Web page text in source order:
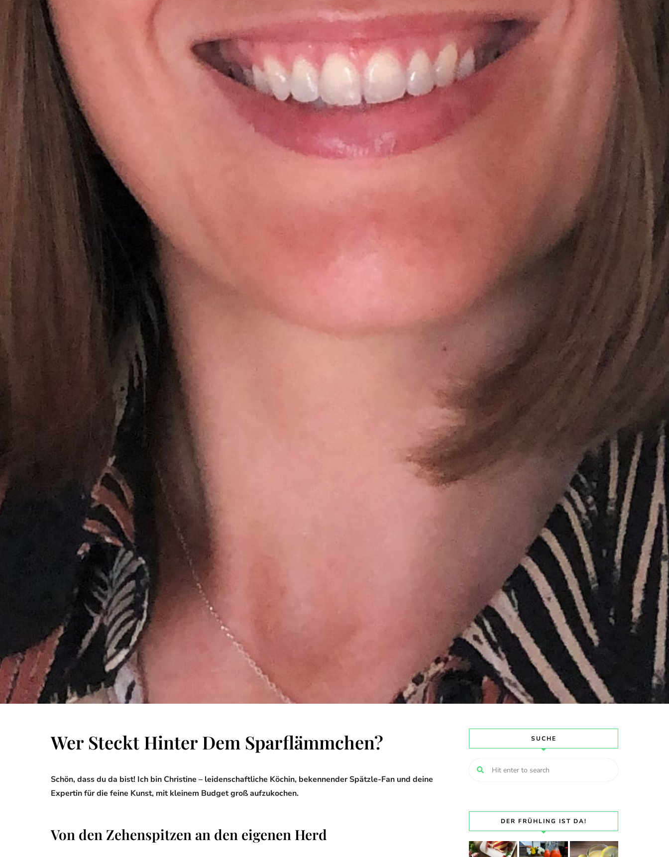
Wer Steckt Hinter Dem Sparflämmchen?
Schön, dass du da bist! Ich bin Christine – leidenschaftliche Köchin, bekennender Spätzle-Fan und deine
Expertin für die feine Kunst, mit kleinem Budget groß aufzukochen.
Von den Zehenspitzen an den eigenen Herd
SUCHE
DER FRÜHLING IST DA!